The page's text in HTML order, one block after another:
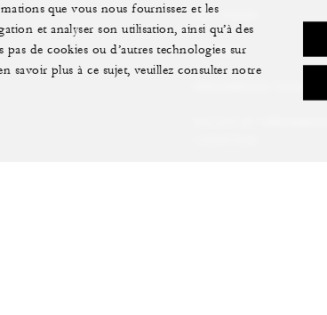
JET PRIVÉ
YACHTS
que vous nous fournissez et les
et analyser son utilisation, ainsi qu’à des
de cookies ou d’autres technologies sur
savoir plus à ce sujet, veuillez consulter notre